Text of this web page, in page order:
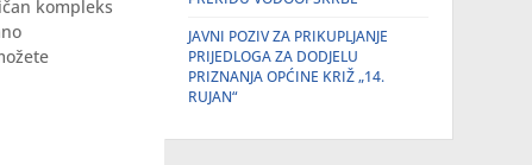
kompleks
JAVNI POZIV ZA PRIKUPLJANJE
PRIJEDLOGA ZA DODJELU
PRIZNANJA OPĆINE KRIŽ „14.
RUJAN“